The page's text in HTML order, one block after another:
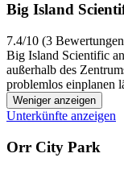
Big Island
7.4/10 (3
Big Island Scientific
außerhalb des
problemlos einplanen
Weniger anzeigen
Unterkünfte anzeigen
Orr City Park